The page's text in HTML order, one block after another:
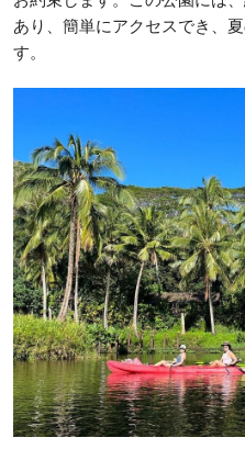
あり、簡単にアクセスでき、
す。